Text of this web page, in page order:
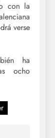
con la
verse
ha
ocho